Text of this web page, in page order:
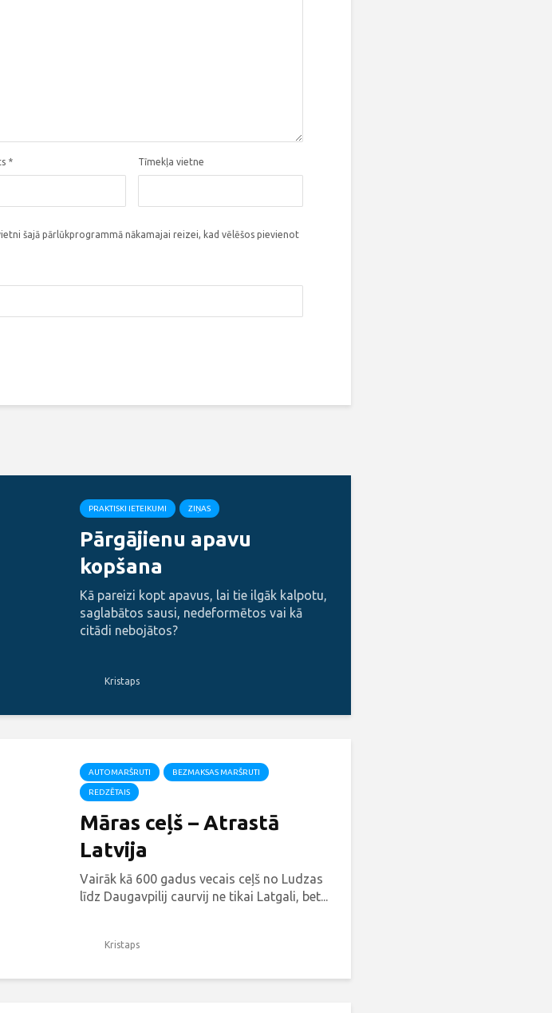
* Tīmekļa vietne
šajā pārlūkprogrammā nākamajai reizei, kad vēlēšos pievienot
PRAKTISKI IETEIKUMI ZIŅAS
Pārgājienu apavu
kopšana
Kā pareizi kopt apavus, lai tie ilgāk kalpotu,
saglabātos sausi, nedeformētos vai kā
citādi nebojātos?
Kristaps
AUTOMARŠRUTI BEZMAKSAS MARŠRUTI
REDZĒTAIS
Māras ceļš – Atrastā
Latvija
Vairāk kā 600 gadus vecais ceļš no Ludzas
līdz Daugavpilij caurvij ne tikai Latgali, bet...
Kristaps